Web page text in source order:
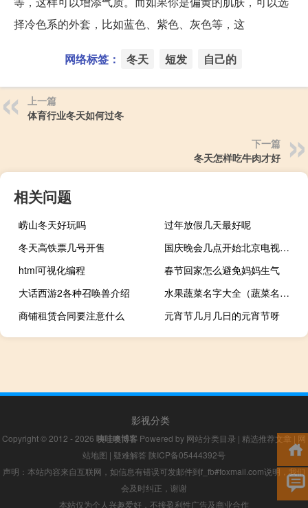
择冷色系的外套，比如蓝色、紫色、灰色等，这
网络标签： 冬天 短发 自己的
上一篇
体育行业冬天如何过冬
下一篇
冬天怎样吃牛肉才好
相关问题
崂山冬天好玩吗
过年放假几天最好呢
冬天高铁票几号开售
国庆晚会几点开始北京电视台（国庆晚会几点开始）
html可视化编程
春节回家怎么避免妈妈生气
大话西游2各种召唤兽介绍
水果蔬菜名字大全（蔬菜名字大全）
商铺租赁合同要注意什么
元宵节几月几日的元宵节呀
影视分类
Copyright © 2012 - 2026 咦哇噢博客 Powered by 网站分类目录 | 精选推荐文章 | 网
站地图 | 疑难解答 陕ICP备05444392号
声明：本站内容来自互联网，如信息有错误可发邮件到f_fb#foxmail.com说明，我们
会及时纠正，谢谢
本站仅为个人兴趣爱好，不接盈利性广告及商业合作